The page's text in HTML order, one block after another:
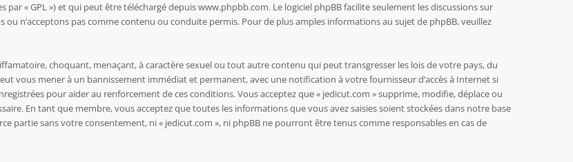
par « GPL ») et qui peut être téléchargé depuiswww.phpbb.com. Le logiciel phpBB facilite seulement les discussions sur
ou n’acceptons pas comme contenu ou conduite permis. Pour de plus amples informations au sujet de phpBB, veuillez
choquant, menaçant, à caractère sexuel ou tout autre contenu qui peut transgresser les lois de votre pays, du
vous mener à un bannissement immédiat et permanent, avec une notification à votre fournisseur d’accès à Internet si
pour aider au renforcement de ces conditions. Vous acceptez que « jedicut.com » supprime, modifie, déplace ou
En tant que membre, vous acceptez que toutes les informations que vous avez saisies soient stockées dans notre base
partie sans votre consentement, ni « jedicut.com », ni phpBB ne pourront être tenus comme responsables en cas de